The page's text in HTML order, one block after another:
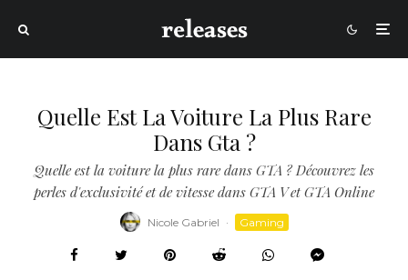
Quelle Est La Voiture La Plus Rare
Dans Gta ?
Quelle est la voiture la plus rare dans GTA ? Découvrez les
perles d'exclusivité et de vitesse dans GTA V et GTA Online
Nicole Gabriel · Gaming